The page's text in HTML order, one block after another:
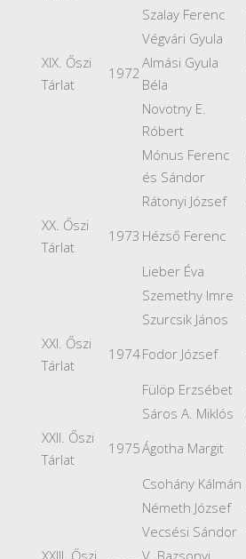
Szalay Ferenc
Végvári Gyula
XIX. Őszi
Tárlat
1972
Almási Gyula
Béla
Novotny E.
Róbert
Mónus Ferenc
és Sándor
Rátonyi József
XX. Őszi
Tárlat
1973 Hézső Ferenc
Lieber Éva
Szemethy Imre
Szurcsik János
XXI. Őszi
Tárlat
1974Fodor József
Fülöp Erzsébet
Sáros A. Miklós
XXII. Őszi
Tárlat
1975Ágotha Margit
Csohány Kálmán
Németh József
Vecsési Sándor
XXIII. Őszi
V. Bazsonyi